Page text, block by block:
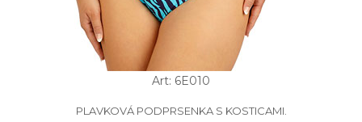
Art: 6E010
PLAVKOVÁ PODPRSENKA S KOSTICAMI.